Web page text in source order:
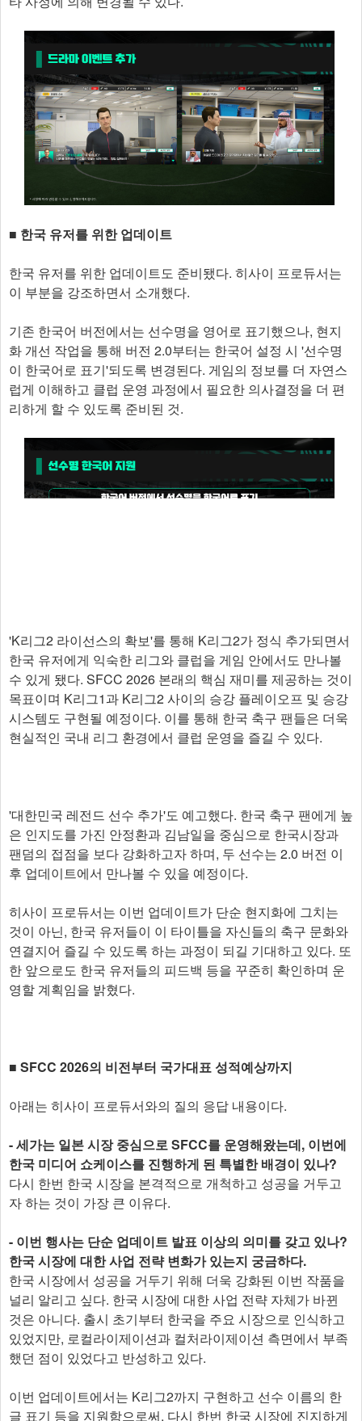
■ 한국 유저를 위한 업데이트
한국 유저를 위한 업데이트도 준비됐다. 히사이 프로듀서는
이 부분을 강조하면서 소개했다.
기존 한국어 버전에서는 선수명을 영어로 표기했으나, 현지
화 개선 작업을 통해 버전 2.0부터는 한국어 설정 시 '선수명
이 한국어로 표기'되도록 변경된다. 게임의 정보를 더 자연스
럽게 이해하고 클럽 운영 과정에서 필요한 의사결정을 더 편
리하게 할 수 있도록 준비된 것.
'K리그2 라이선스의 확보'를 통해 K리그2가 정식 추가되면서
한국 유저에게 익숙한 리그와 클럽을 게임 안에서도 만나볼
수 있게 됐다. SFCC 2026 본래의 핵심 재미를 제공하는 것이
목표이며 K리그1과 K리그2 사이의 승강 플레이오프 및 승강
시스템도 구현될 예정이다. 이를 통해 한국 축구 팬들은 더욱
현실적인 국내 리그 환경에서 클럽 운영을 즐길 수 있다.
'대한민국 레전드 선수 추가'도 예고했다. 한국 축구 팬에게 높
은 인지도를 가진 안정환과 김남일을 중심으로 한국시장과
팬덤의 접점을 보다 강화하고자 하며, 두 선수는 2.0 버전 이
후 업데이트에서 만나볼 수 있을 예정이다.
히사이 프로듀서는 이번 업데이트가 단순 현지화에 그치는
것이 아닌, 한국 유저들이 이 타이틀을 자신들의 축구 문화와
연결지어 즐길 수 있도록 하는 과정이 되길 기대하고 있다. 또
한 앞으로도 한국 유저들의 피드백 등을 꾸준히 확인하며 운
영할 계획임을 밝혔다.
■ SFCC 2026의 비전부터 국가대표 성적예상까지
아래는 히사이 프로듀서와의 질의 응답 내용이다.
- 세가는 일본 시장 중심으로 SFCC를 운영해왔는데, 이번에
한국 미디어 쇼케이스를 진행하게 된 특별한 배경이 있나?
다시 한번 한국 시장을 본격적으로 개척하고 성공을 거두고
자 하는 것이 가장 큰 이유다.
- 이번 행사는 단순 업데이트 발표 이상의 의미를 갖고 있나?
한국 시장에 대한 사업 전략 변화가 있는지 궁금하다.
한국 시장에서 성공을 거두기 위해 더욱 강화된 이번 작품을
널리 알리고 싶다. 한국 시장에 대한 사업 전략 자체가 바뀐
것은 아니다. 출시 초기부터 한국을 주요 시장으로 인식하고
있었지만, 로컬라이제이션과 컬처라이제이션 측면에서 부족
했던 점이 있었다고 반성하고 있다.
이번 업데이트에서는 K리그2까지 구현하고 선수 이름의 한
글 표기 등을 지원함으로써, 다시 한번 한국 시장에 진지하게